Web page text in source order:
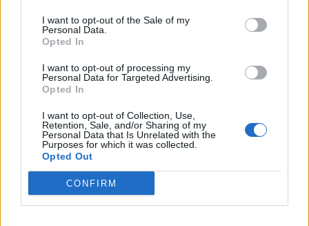
I want to opt-out of the Sale of my
Personal Data.
Opted In
I want to opt-out of processing my
Personal Data for Targeted Advertising.
Opted In
I want to opt-out of Collection, Use,
Retention, Sale, and/or Sharing of my
Personal Data that Is Unrelated with the
Purposes for which it was collected.
Opted Out
CONFIRM
V bezpečí jsi s člověkem, který tě má rád
Poslední 3 příspěvky na mé zdi